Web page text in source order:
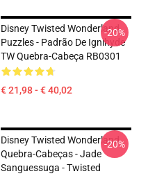
Disney Twisted Wonderland
Puzzles - Padrão De Ignihyde
TW Quebra-Cabeça RB0301
€ 21,98 - € 40,02
-20%
Disney Twisted Wonderland
Quebra-Cabeças - Jade
Sanguessuga - Twisted
-20%